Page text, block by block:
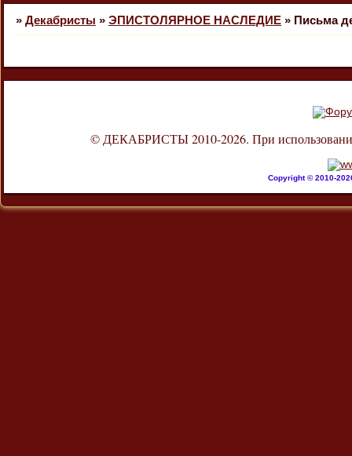
» Декабристы » ЭПИСТОЛЯРНОЕ НАСЛЕДИЕ » Письма
© ДЕКАБРИСТЫ 2010-2026. При использовании
Copyright © 2010-